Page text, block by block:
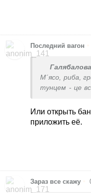
Последний вагон
М´ясо, риба,
тунцем - це
Или открыть
приложить её.
Зараз все скажу